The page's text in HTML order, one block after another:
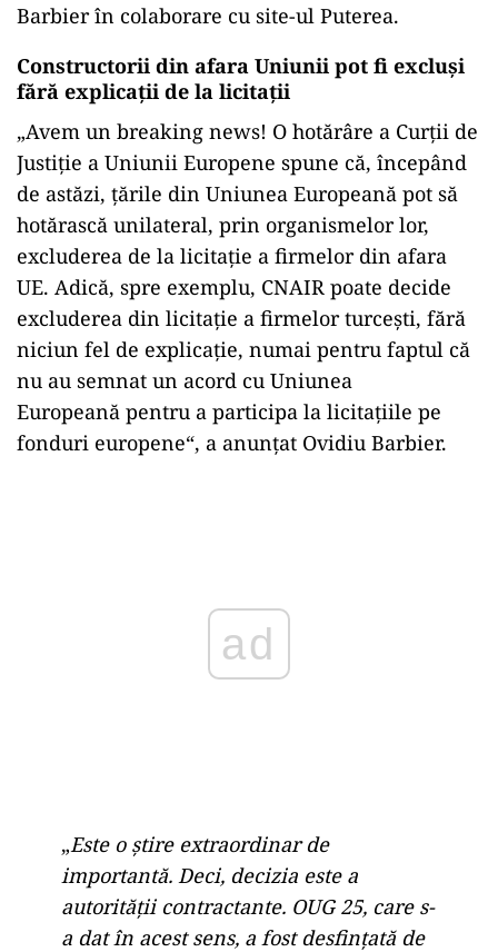
Barbier în colaborare cu site-ul Puterea.
Constructorii din afara Uniunii pot fi excluși
fără explicații de la licitații
„Avem un breaking news! O hotărâre a Curții de
Justiție a Uniunii Europene spune că, începând
de astăzi, țările din Uniunea Europeană pot să
hotărască unilateral, prin organismelor lor,
excluderea de la licitație a firmelor din afara
UE. Adică, spre exemplu, CNAIR poate decide
excluderea din licitație a firmelor turcești, fără
niciun fel de explicație, numai pentru faptul că
nu au semnat un acord cu Uniunea
Europeană pentru a participa la licitațiile pe
fonduri europene“, a anunțat Ovidiu Barbier.
„Este o știre extraordinar de
importantă. Deci, decizia este a
autorității contractante. OUG 25, care s-
a dat în acest sens, a fost desfințată de